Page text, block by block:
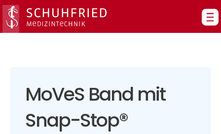
Zum
Inhalt
springen
MoVeS Band mit
Snap-Stop®